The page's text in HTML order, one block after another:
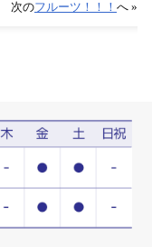
次のフルーツ！！！ へ »